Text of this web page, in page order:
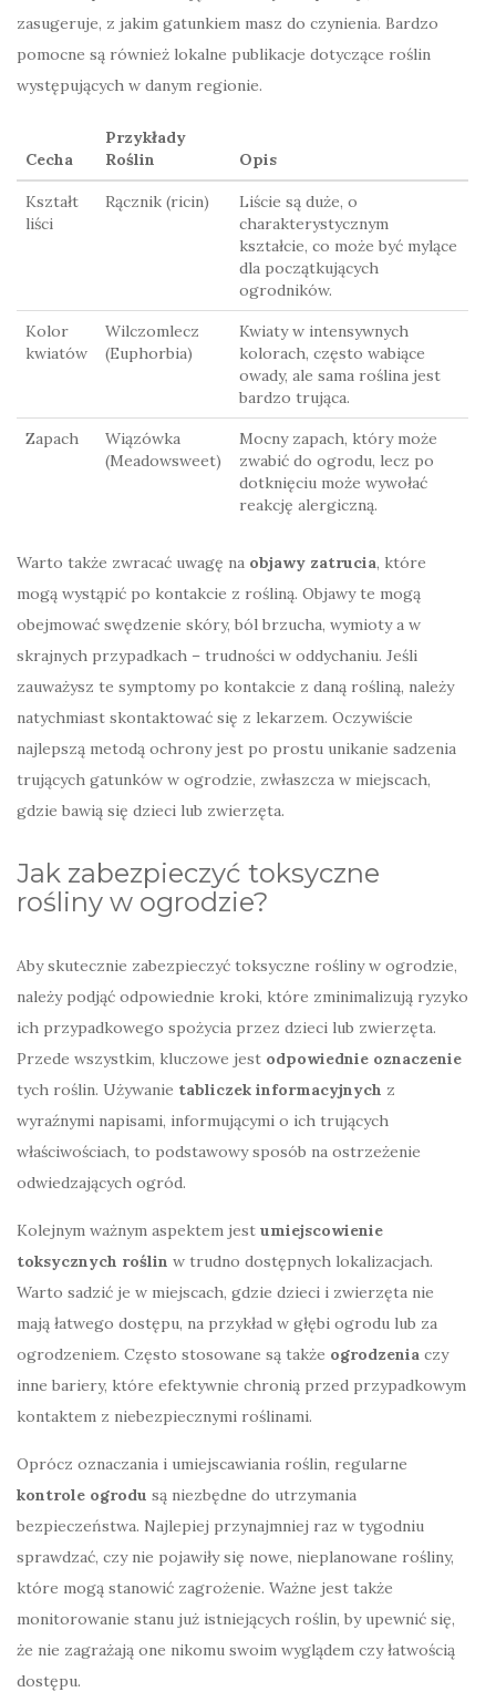
zasugeruje, z jakim gatunkiem masz do czynienia. Bardzo
pomocne są również lokalne publikacje dotyczące roślin
występujących w danym regionie.
Cecha
Przykłady
Roślin
Opis
Kształt
liści
Rącznik (ricin)
Liście są duże, o
charakterystycznym
kształcie, co może być mylące
dla początkujących
ogrodników.
Kolor
kwiatów
Wilczomlecz
(Euphorbia)
Kwiaty w intensywnych
kolorach, często wabiące
owady, ale sama roślina jest
bardzo trująca.
Zapach
Wiązówka
(Meadowsweet)
Mocny zapach, który może
zwabić do ogrodu, lecz po
dotknięciu może wywołać
reakcję alergiczną.
Warto także zwracać uwagę na objawy zatrucia, które
mogą wystąpić po kontakcie z rośliną. Objawy te mogą
obejmować swędzenie skóry, ból brzucha, wymioty a w
skrajnych przypadkach – trudności w oddychaniu. Jeśli
zauważysz te symptomy po kontakcie z daną rośliną, należy
natychmiast skontaktować się z lekarzem. Oczywiście
najlepszą metodą ochrony jest po prostu unikanie sadzenia
trujących gatunków w ogrodzie, zwłaszcza w miejscach,
gdzie bawią się dzieci lub zwierzęta.
Jak zabezpieczyć toksyczne
rośliny w ogrodzie?
Aby skutecznie zabezpieczyć toksyczne rośliny w ogrodzie,
należy podjąć odpowiednie kroki, które zminimalizują ryzyko
ich przypadkowego spożycia przez dzieci lub zwierzęta.
Przede wszystkim, kluczowe jest odpowiednie oznaczenie
tych roślin. Używanie tabliczek informacyjnych z
wyraźnymi napisami, informującymi o ich trujących
właściwościach, to podstawowy sposób na ostrzeżenie
odwiedzających ogród.
Kolejnym ważnym aspektem jest umiejscowienie
toksycznych roślin w trudno dostępnych lokalizacjach.
Warto sadzić je w miejscach, gdzie dzieci i zwierzęta nie
mają łatwego dostępu, na przykład w głębi ogrodu lub za
ogrodzeniem. Często stosowane są także ogrodzenia czy
inne bariery, które efektywnie chronią przed przypadkowym
kontaktem z niebezpiecznymi roślinami.
Oprócz oznaczania i umiejscawiania roślin, regularne
kontrole ogrodu są niezbędne do utrzymania
bezpieczeństwa. Najlepiej przynajmniej raz w tygodniu
sprawdzać, czy nie pojawiły się nowe, nieplanowane rośliny,
które mogą stanowić zagrożenie. Ważne jest także
monitorowanie stanu już istniejących roślin, by upewnić się,
że nie zagrażają one nikomu swoim wyglądem czy łatwością
dostępu.